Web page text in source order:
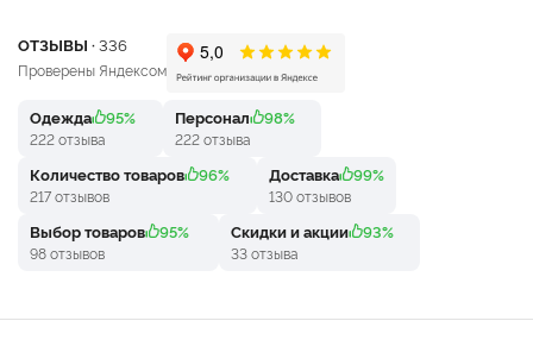
ОТЗЫВЫ ·336
Проверены Яндексом
Одежда 95%
222 отзыва
Персонал 98%
222 отзыва
Количество товаров 96%
217 отзывов
Доставка 99%
130 отзывов
Выбор товаров 95%
98 отзывов
Скидки и акции 93%
33 отзыва